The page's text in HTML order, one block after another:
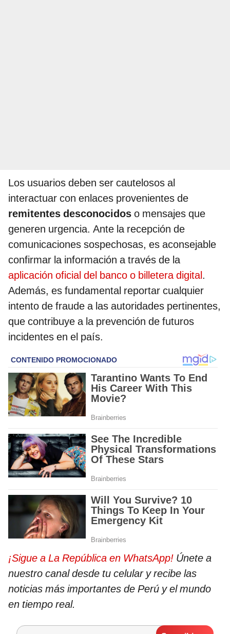
Los usuarios deben ser cautelosos al
interactuar con enlaces provenientes de
remitentes desconocidos o mensajes que
generen urgencia. Ante la recepción de
comunicaciones sospechosas, es aconsejable
confirmar la información a través de la
aplicación oficial del banco o billetera digital.
Además, es fundamental reportar cualquier
intento de fraude a las autoridades pertinentes,
que contribuye a la prevención de futuros
incidentes en el país.
¡Sigue a La República en WhatsApp! Únete a
nuestro canal desde tu celular y recibe las
noticias más importantes de Perú y el mundo
en tiempo real.